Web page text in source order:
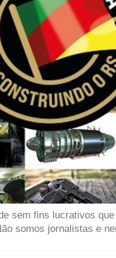
sem fins lucrativos
somos jornalistas e